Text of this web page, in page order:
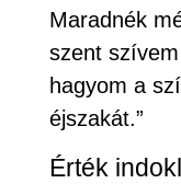
Maradnék
szent
hagyom a
éjszakát.”
Érték